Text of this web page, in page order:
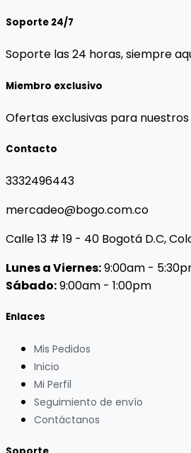
Soporte 24/7
Soporte las 24 horas, siempre
Miembro exclusivo
Ofertas exclusivas para
Contacto
3332496443
mercadeo@bogo.com.co
Calle 13 # 19 - 40 Bogotá D.C,
Lunes a Viernes:9:00am -
Sábado:9:00am - 1:00pm
Enlaces
Mis Pedidos
Inicio
Mi Perfil
Seguimiento de envío
Contáctanos